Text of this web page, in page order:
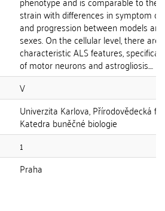
strain with differences in symptom
and progression between models and
sexes. On the cellular level, there are
characteristic ALS features,
of motor neurons and astrogliosis....
V
Univerzita Karlova, Přírodovědecká
Katedra buněčné biologie
1
Praha